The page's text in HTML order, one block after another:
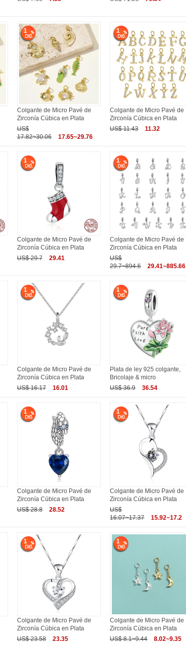
1
Colgante de Micro Pavé de
Zirconía Cúbica en Plata
US$
17.82~30.06
17.65~29.76
1
Colgante de Micro Pavé de
Zirconía Cúbica en Plata
US$ 11.43
11.32
1
Colgante de Micro Pavé de
Zirconía Cúbica en Plata
US$ 29.7
29.41
1
Colgante de Micro Pavé de
Zirconía Cúbica en Plata
US$
29.7~894.6
29.41~885.66
1
Colgante de Micro Pavé de
Zirconía Cúbica en Plata
US$ 16.17
16.01
1
Plata de ley 925 colgante,
Bricolaje & micro
US$ 36.9
36.54
1
Colgante de Micro Pavé de
Zirconía Cúbica en Plata
US$ 28.8
28.52
1
Colgante de Micro Pavé de
Zirconía Cúbica en Plata
US$
16.07~17.37
15.92~17.2
1
Colgante de Micro Pavé de
Zirconía Cúbica en Plata
US$ 23.58
23.35
1
Colgante de Micro Pavé de
Zirconía Cúbica en Plata
US$ 8.1~9.44
8.02~9.35